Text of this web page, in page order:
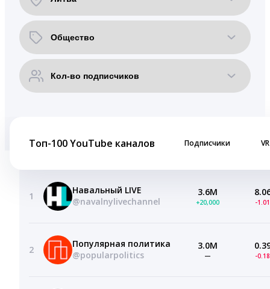
Топ-100 YouTube каналов Подписчики VR
1
Навальный LIVE
@navalnylivechannel
3.6M
+20,000 -
2
Популярная политика
@popularpolitics
3.0M
— -